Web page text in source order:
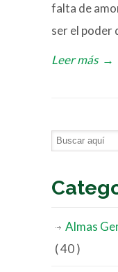
falta de
ser el poder
Leer más →
Almas
( 40 )